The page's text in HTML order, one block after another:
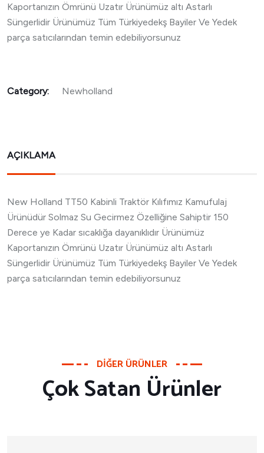
Kaportanızın Ömrünü Uzatır Ürünümüz altı Astarlı
Süngerlidir Ürünümüz Tüm Türkiyedekş Bayiler Ve Yedek
parça satıcılarından temin edebiliyorsunuz
Category: Newholland
AÇIKLAMA
New Holland TT50 Kabinli Traktör Kılıfımız Kamufulaj
Ürünüdür Solmaz Su Gecirmez Özelliğine Sahiptir 150
Derece ye Kadar sıcaklığa dayanıklıdır Ürünümüz
Kaportanızın Ömrünü Uzatır Ürünümüz altı Astarlı
Süngerlidir Ürünümüz Tüm Türkiyedekş Bayiler Ve Yedek
parça satıcılarından temin edebiliyorsunuz
DIĞER ÜRÜNLER
Çok Satan Ürünler